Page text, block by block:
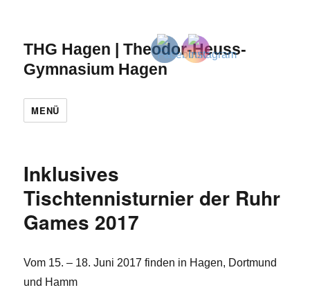
THG Hagen | Theodor-Heuss-
Gymnasium Hagen
MENÜ
Inklusives
Tischtennisturnier der Ruhr
Games 2017
Vom 15. – 18. Juni 2017 finden in Hagen, Dortmund
und Hamm